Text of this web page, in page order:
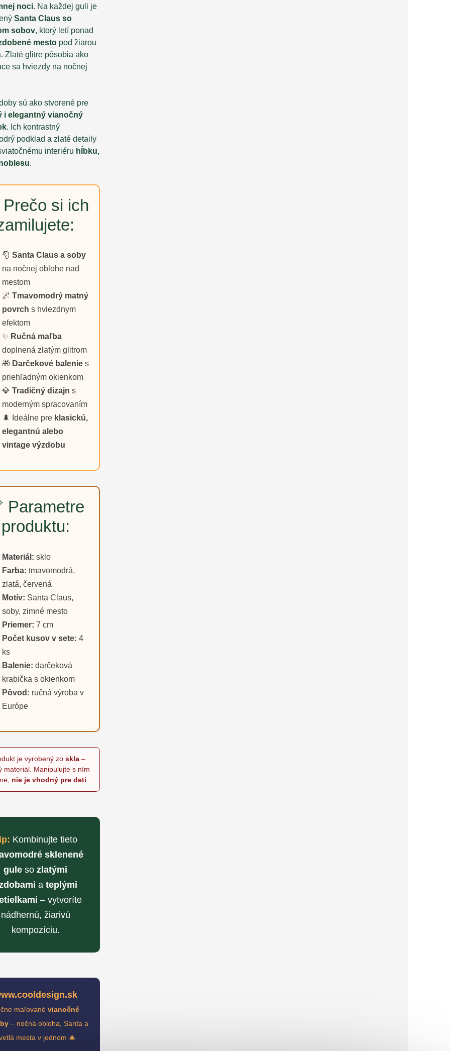
noci. Na každej guli je
Santa Claus so
sobov, ktorý letí ponad
mesto pod žiarou
Zlaté glitre pôsobia ako
sa hviezdy na nočnej
sú ako stvorené pre
i elegantný vianočný
. Ich kontrastný
podklad a zlaté detaily
interiéru hĺbku,
.
si ich
🎅 Santa Claus a soby
na nočnej oblohe nad
mestom
🌌 Tmavomodrý matný
povrch s hviezdnym
efektom
✨ Ručná maľba
doplnená zlatým glitrom
🎁 Darčekové balenie s
priehľadným okienkom
💎 Tradičný dizajn s
moderným spracovaním
🌲 Ideálne pre klasickú,
elegantnú alebo
vintage výzdobu
Parametre
produktu:
Materiál: sklo
Farba: tmavomodrá,
zlatá, červená
Motív: Santa Claus,
soby, zimné mesto
Priemer: 7 cm
Počet kusov v sete: 4
ks
Balenie: darčeková
krabička s okienkom
Pôvod: ručná výroba v
Európe
je vyrobený zo skla–
materiál. Manipulujte s ním
nie je vhodný pre deti
Kombinujte tieto
sklenené
gule so zlatými
a teplými
– vytvoríte
nádhernú, žiarivú
kompozíciu.
maľované vianočné
– nočná obloha, Santa a
mesta v jednom 🎄